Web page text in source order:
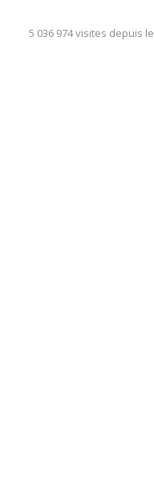
5 036 974 visites depuis